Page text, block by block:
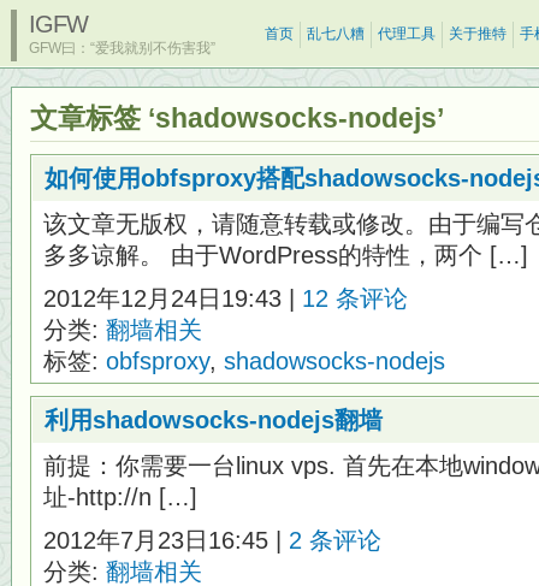
IGFW
GFW曰：“爱我就别不伤害我”
首页 乱七八糟 代理工具 关于推特 手
文章标签 ‘shadowsocks-nodejs’
如何使用obfsproxy搭配shadowsocks-
该文章无版权，请随意转载或修改。由于编写
多多谅解。 由于WordPress的特性，两个 […]
2012年12月24日19:43 | 12 条评论
分类: 翻墙相关
标签: obfsproxy, shadowsocks-nodejs
利用shadowsocks-nodejs翻墙
前提：你需要一台linux vps. 首先在本地
址-http://n […]
2012年7月23日16:45 | 2 条评论
分类: 翻墙相关